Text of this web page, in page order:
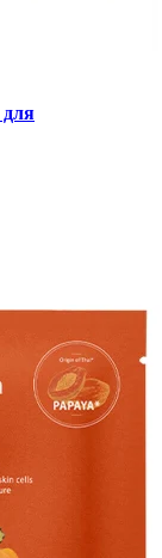
для